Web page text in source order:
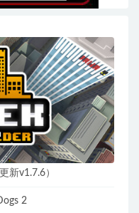
新v1.7.6）
2